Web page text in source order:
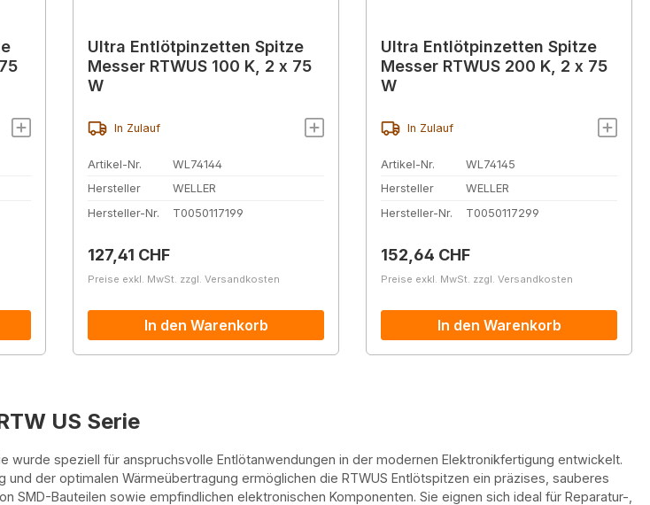
Ultra Entlötpinzetten Spitze
Messer RTWUS 100 K, 2 x 75
W
In Zulauf
Artikel-Nr.
WL74144
Hersteller
WELLER
Hersteller-Nr.
T0050117199
Regulärer Preis:
127,41 CHF
Preise exkl. MwSt. zzgl. Versandkosten
In den Warenkorb
Ultra Entlötpinzetten Spitze
Messer RTWUS 200 K, 2 x 75
W
In Zulauf
Artikel-Nr.
WL74145
Hersteller
WELLER
Hersteller-Nr.
T0050117299
Regulärer Preis:
152,64 CHF
Preise exkl. MwSt. zzgl. Versandkosten
In den Warenkorb
US Serie
wurde speziell für anspruchsvolle Entlötanwendungen in der modernen Elektronikfertigung entwickelt.
und der optimalen Wärmeübertragung ermöglichen die RTWUS Entlötspitzen ein präzises, sauberes
SMD-Bauteilen sowie empfindlichen elektronischen Komponenten. Sie eignen sich ideal für Reparatur-,